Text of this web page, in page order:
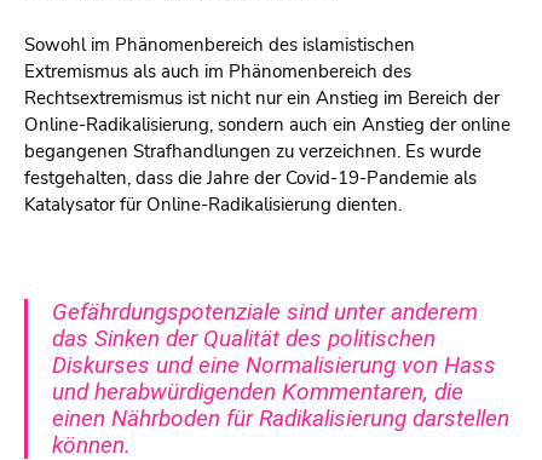
Sowohl im Phänomenbereich des islamistischen
Extremismus als auch im Phänomenbereich des
Rechtsextremismus ist nicht nur ein Anstieg im Bereich der
Online-Radikalisierung, sondern auch ein Anstieg der online
begangenen Strafhandlungen zu verzeichnen. Es wurde
festgehalten, dass die Jahre der Covid-19-Pandemie als
Katalysator für Online-Radikalisierung dienten.
Gefährdungspotenziale sind unter anderem
das Sinken der Qualität des politischen
Diskurses und eine Normalisierung von Hass
und herabwürdigenden Kommentaren, die
einen Nährboden für Radikalisierung darstellen
können.